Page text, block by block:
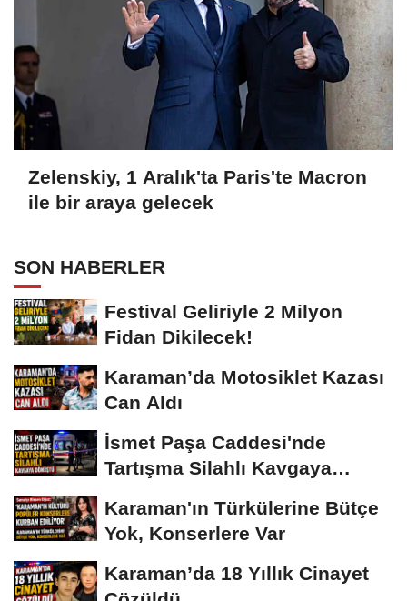
Zelenskiy, 1 Aralık'ta Paris'te Macron
ile bir araya gelecek
SON HABERLER
Festival Geliriyle 2 Milyon
Fidan Dikilecek!
Karaman’da Motosiklet Kazası
Can Aldı
İsmet Paşa Caddesi'nde
Tartışma Silahlı Kavgaya
Karaman'ın Türkülerine Bütçe
Yok, Konserlere Var
Karaman’da 18 Yıllık Cinayet